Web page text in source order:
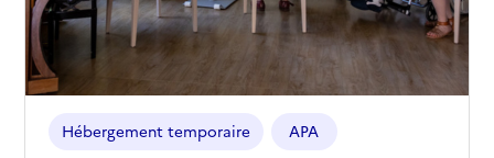
Hébergement temporaire APA